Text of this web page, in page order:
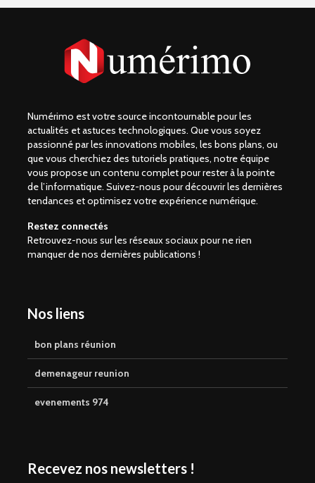
Numérimo est votre source incontournable pour les
actualités et astuces technologiques. Que vous soyez
passionné par les innovations mobiles, les bons plans, ou
que vous cherchiez des tutoriels pratiques, notre équipe
vous propose un contenu complet pour rester à la pointe
de l’informatique. Suivez-nous pour découvrir les dernières
tendances et optimisez votre expérience numérique.
Restez connectés
Retrouvez-nous sur les réseaux sociaux pour ne rien
manquer de nos dernières publications !
Nos liens
bon plans réunion
demenageur reunion
evenements 974
Recevez nos newsletters !